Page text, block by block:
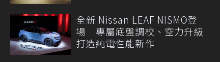
全新 Nissan LEAF NISMO登
場 專屬底盤調校、空力升級
打造純電性能新作